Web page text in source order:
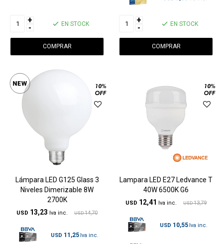
+
- EN STOCK +
- EN STOCK
Lámpara LED G125 Glass 3
Niveles Dimerizable 8W
2700K
USD 13,23 USD 14,70
USD 11,25
Lampara LED E27 Ledvance T
40W 6500K G6
USD 12,41 USD 13,79
USD 10,55